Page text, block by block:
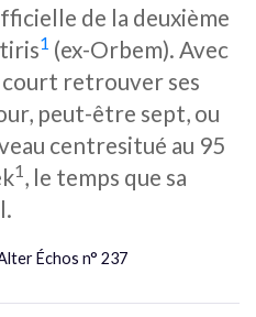
de la deuxième
1 (ex-Orbem). Avec
retrouver ses
peut-être sept, ou
centresitué au 95
1 , le temps que sa
Échos n° 237